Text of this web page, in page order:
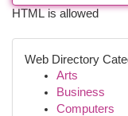
HTML is allowed
Web Directory
Arts
Business
Computers